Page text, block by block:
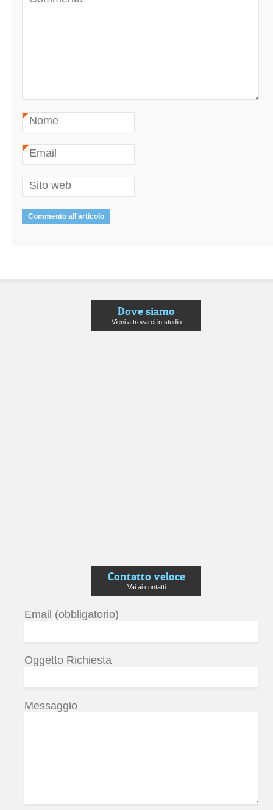
Nome
Email
Sito web
Dove siamo
Vieni a trovarci in studio
Contatto veloce
Vai ai contatti
Email (obbligatorio)
Oggetto Richiesta
Messaggio